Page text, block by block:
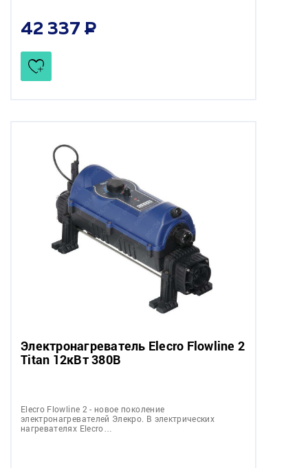
42 337
Электронагреватель Elecro Flowline 2
Titan 12кВт 380В
Elecro Flowline 2 - новое поколение
электронагревателей Элекро. В электрических
нагревателях Elecro…